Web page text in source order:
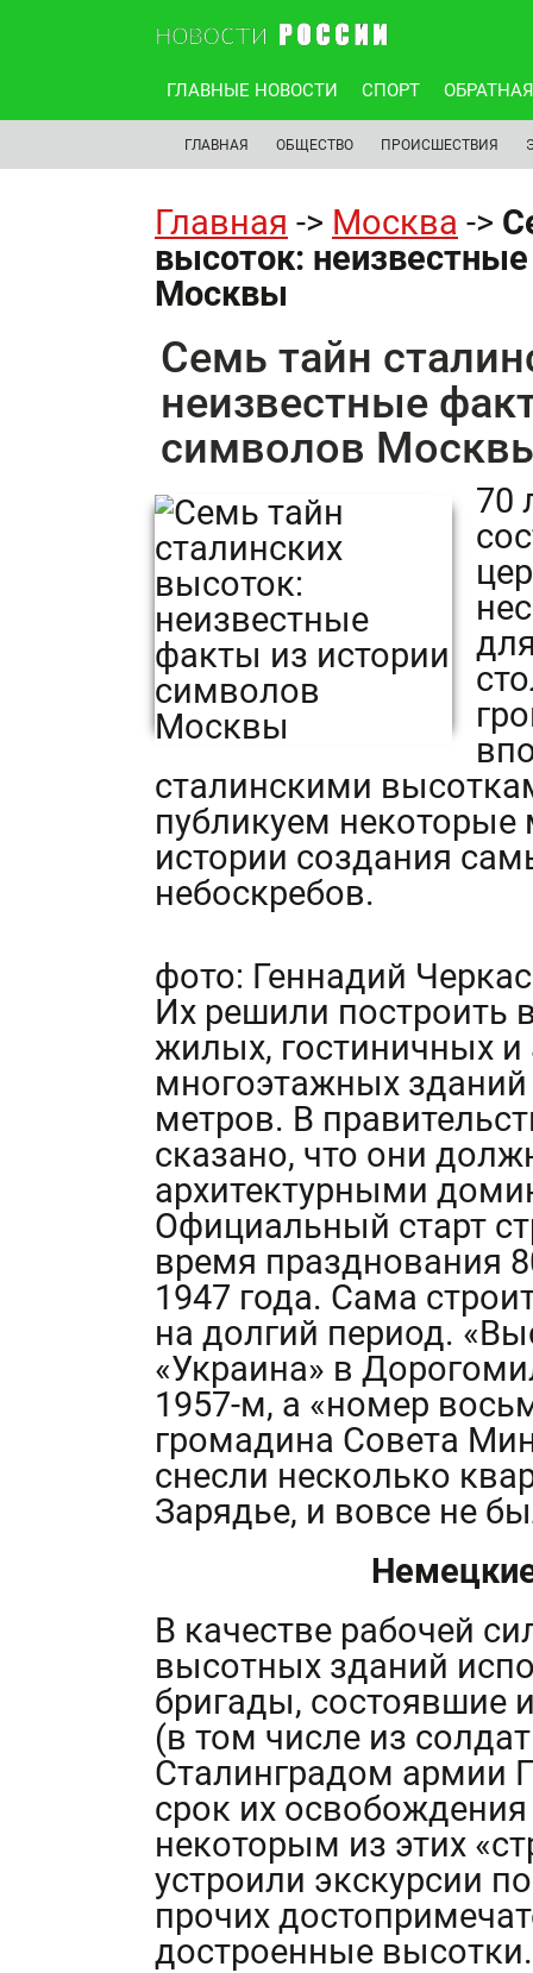
ГЛАВНЫЕ НОВОСТИ СПОРТ
ГЛАВНАЯ ОБЩЕСТВО ПРОИСШЕСТВИЯ
Главная -> Москва ->
высоток:
Москвы
Семь тайн
неизвестные
символов
70
сталинскими
публикуем
истории создания
небоскребов.
фото: Геннадий
Их решили построить
жилых, гостиничных
многоэтажных
метров. В
сказано, что они
архитектурными
Официальный старт
время празднования
1947 года. Сама
на долгий период.
«Украина» в
1957-м, а «номер
громадина Совета
снесли несколько
Зарядье, и вовсе не
В качестве рабочей
высотных зданий
бригады, состоявшие
(в том числе из
Сталинградом армии
срок их
некоторым из этих
устроили экскурсии
прочих
достроенные высотки.